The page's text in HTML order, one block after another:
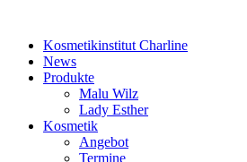
Kosmetikinstitut Charline
News
Produkte
Malu Wilz
Lady Esther
Kosmetik
Angebot
Termine